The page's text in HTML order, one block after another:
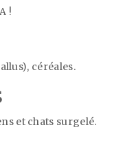
!
céréales.
et chats surgelé.